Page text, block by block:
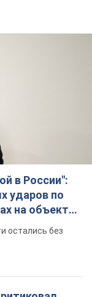
в России":
ударов по
на объекты
остались без
детях в
нанесла